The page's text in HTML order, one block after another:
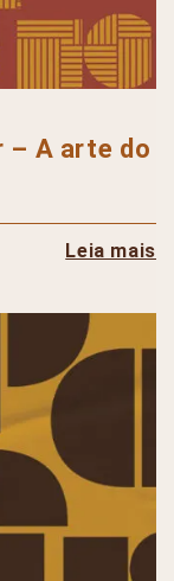
– A arte do
Leia mais